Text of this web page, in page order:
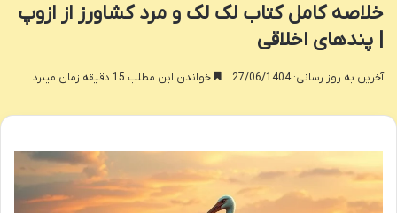
خلاصه کامل کتاب لک لک و مرد کشاورز از ازوپ
| پندهای اخلاقی
آخرین به روز رسانی: 27/06/1404 خواندن این مطلب 15 دقیقه زمان میبرد